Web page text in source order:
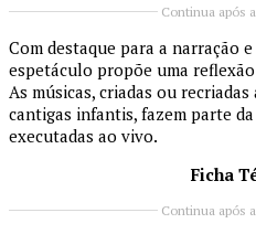
Continua após
Com destaque para a narração
espetáculo propõe uma
As músicas, criadas ou
cantigas infantis, fazem parte
executadas ao vivo.
Ficha
Continua após